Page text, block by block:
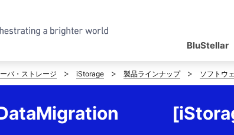
ゲ
ー
シ
BluStellar
バ・ストレージ iStorage 製品ラインナップ ソフトウ
DataMigration